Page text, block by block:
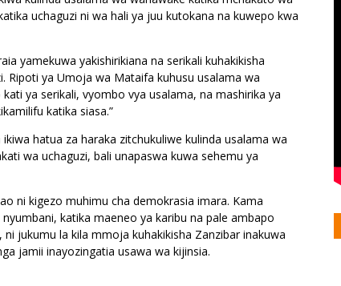
uchaguzi ni wa hali ya juu kutokana na kuwepo kwa
yamekuwa yakishirikiana na serikali kuhakikisha
Ripoti ya Umoja wa Mataifa kuhusu usalama wa
ya serikali, vyombo vya usalama, na mashirika ya
katika siasa.”
hatua za haraka zitchukuliwe kulinda usalama wa
wa uchaguzi, bali unapaswa kuwa sehemu ya
ni kigezo muhimu cha demokrasia imara. Kama
katika maeneo ya karibu na pale ambapo
jukumu la kila mmoja kuhakikisha Zanzibar inakuwa
jamii inayozingatia usawa wa kijinsia.